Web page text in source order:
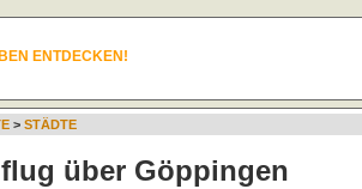
ENTDECKEN!
> STÄDTE
über Göppingen